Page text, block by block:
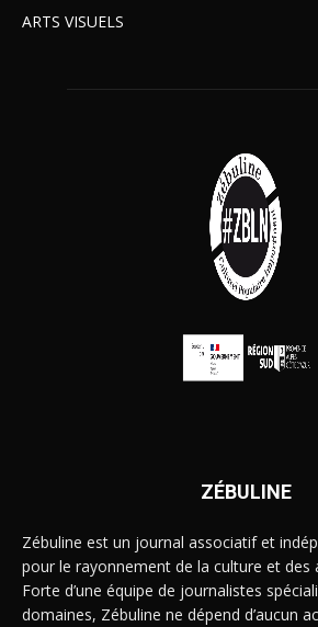
ARTS VISUELS
ZÉBULINE
Zébuline est un journal associatif et
pour le rayonnement de la culture et des
Forte d’une équipe de journalistes
domaines, Zébuline ne dépend d’aucun